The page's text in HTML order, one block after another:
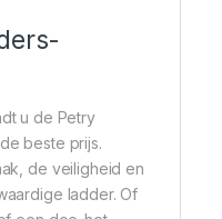
u de Petry
beste prijs.
de veiligheid en
ladder. Of